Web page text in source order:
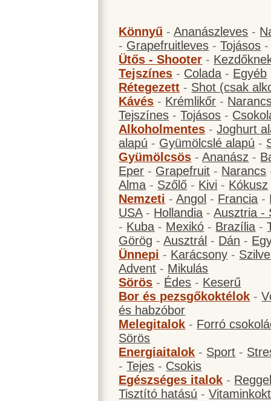
Könnyű -Ananászleves -
- Grapefruitleves -Tojásos
Ütős - Shooter -
Tejszínes - Colada - Egyéb
Rétegezett - Shot (csak
Kávés - Krémlikőr -
Tejszínes -Tojásos -
Alkoholmentes -Joghurt
alapú - Gyümölcslé alapú -
Gyümölcsös -Ananász -
Eper - Grapefruit - Narancs
Alma - Szőlő - Kivi - Kókusz
Nemzeti -Angol - Francia -
USA- Hollandia -Ausztria -
- Kuba - Mexikó - Brazília -
Görög -Ausztrál - Dán -
Ünnepi - Karácsony -
Advent - Mikulás
Sörös - Édes - Keserű
Bor és pezsgőkoktélok -
és habzóbor
Melegitalok - Forró
Sörös
Energiaitalok - Sport -
-Tejes - Csokis
Egészséges italok -
Tisztító hatású -